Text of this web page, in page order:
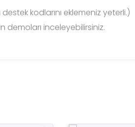
kodlarını eklemeniz yeterli.)
demoları inceleyebilirsiniz.